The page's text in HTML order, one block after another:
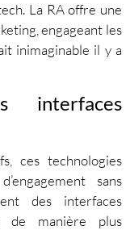
La RA offre une
engageant les
inimaginable il y a
interfaces
ces technologies
sans
des interfaces
de manière plus